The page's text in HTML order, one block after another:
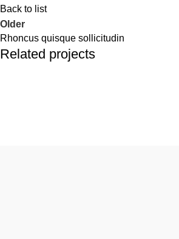
Back to list
Older
Rhoncus quisque sollicitudin
Related projects